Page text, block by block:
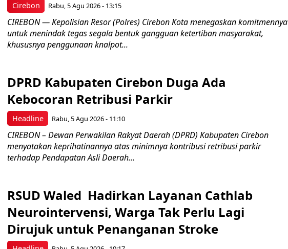
Cirebon Rabu, 5 Agu 2026 - 13:15
CIREBON — Kepolisian Resor (Polres) Cirebon Kota menegaskan komitmennya
untuk menindak tegas segala bentuk gangguan ketertiban masyarakat,
khususnya penggunaan knalpot...
Headline
DPRD Kabupaten Cirebon Duga Ada
Kebocoran Retribusi Parkir
Rabu, 5 Agu 2026 - 11:10
CIREBON – Dewan Perwakilan Rakyat Daerah (DPRD) Kabupaten Cirebon
menyatakan keprihatinannya atas minimnya kontribusi retribusi parkir
terhadap Pendapatan Asli Daerah...
RSUD Waled Hadirkan Layanan Cathlab
Neurointervensi, Warga Tak Perlu Lagi
Dirujuk untuk Penanganan Stroke